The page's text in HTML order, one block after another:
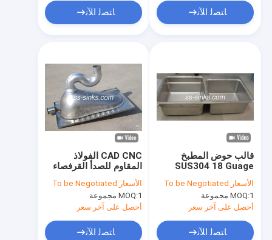
ﺎﺘﺼﻟ ﺍﻶﻧ ﺎﺘﺼﻟ ﺍﻶﻧ
CAD CNC الفولاذ
المقاوم للصدأ القرفصاء
صقل تلميع
الأسعار: To be Negotiated
MOQ:1 مجموعة
أحصل على آخر سعر
ﺎﺘﺼﻟ ﺍﻶﻧ
قالب حوض المطبخ
SUS304 18 Guage
حوض مزدوج
الأسعار: To be Negotiated
MOQ:1 مجموعة
أحصل على آخر سعر
ﺎﺘﺼﻟ ﺍﻶﻧ